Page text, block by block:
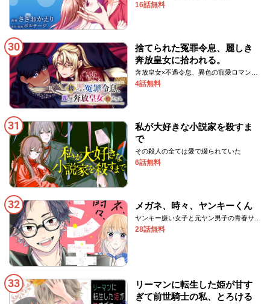
16話無料
30
捨てられた冤罪令息、麗しき
奔放皇女に拾われる。
奔放皇女×不遇令息、異色の寵愛ロマン
ス！
4話無料
31
私が大好きな小説家を殺すま
で
その殺人の全ては愛で綴られていた
6話無料
32 メガネ、時々、ヤンキーくん
ヤンキー嫌い女子と元ヤン男子の青春サバ
イバル・ラブ！
28話無料
33
リーマンに転生した姫が甘す
ぎて前世騎士の私、とろける